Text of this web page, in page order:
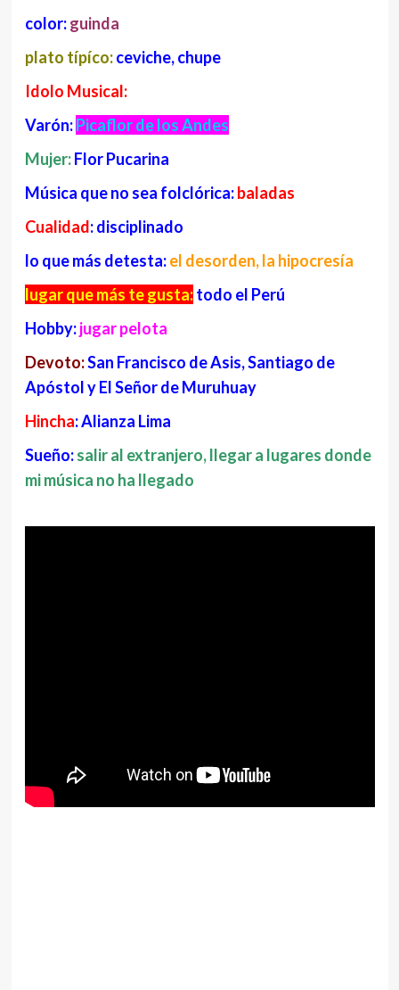
color:guinda
plato típíco:ceviche, chupe
Idolo Musical:
Varón:Picaflor de los Andes
Mujer:Flor Pucarina
Música que no sea folclórica:baladas
Cualidad: disciplinado
lo que más detesta:el desorden, la hipocresía
lugar que más te gusta:todo el Perú
Hobby:jugar pelota
Devoto:San Francisco de Asis, Santiago de
Apóstol y El Señor de Muruhuay
Hincha: Alianza Lima
Sueño:salir al extranjero, llegar a lugares donde
mi música no ha llegado